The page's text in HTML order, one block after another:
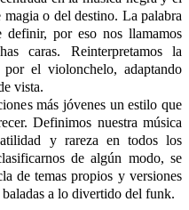
o del destino. La palabra
definir, por eso nos llamamos
caras. Reinterpretamos la
el violonchelo, adaptando
vista.
más jóvenes un estilo que
Definimos nuestra música
y rareza en todos los
de algún modo, se
de temas propios y versiones
a lo divertido del funk.